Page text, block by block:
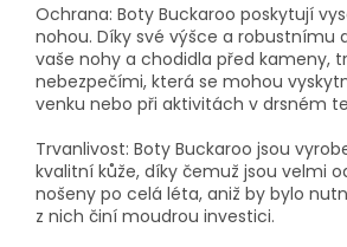
Ochrana: Boty Buckaroo poskytují
nohou. Díky své výšce a robustnímu
vaše nohy a chodidla před kameny,
nebezpečími, která se mohou
venku nebo při aktivitách v drsném
Trvanlivost: Boty Buckaroo jsou
kvalitní kůže, díky čemuž jsou velmi
nošeny po celá léta, aniž by bylo
z nich činí moudrou investici.